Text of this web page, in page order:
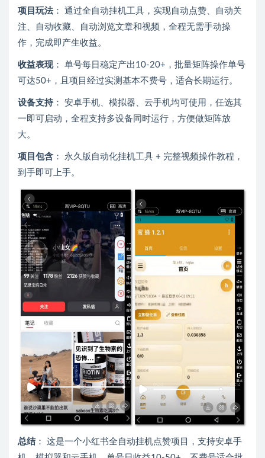
项目玩法： 通过全自动挂机工具，实现自动点赞、自动关
注、自动收藏、自动浏览文章和视频，全程无需手动操
作，完成即产生收益。
收益表现： 单号每日稳定产出10-20+，批量矩阵操作单号
可达50+，且项目经过实测基本不费号，适合长期运行。
设备支持： 安卓手机、模拟器、云手机均可使用，任选其
一即可启动，全程支持多设备同时运行，方便做矩阵放
大。
项目包含 ： 永久版自动化挂机工具 + 完整视频操作教程，
到手即可上手。
总结： 这是一个小红书全自动挂机点赞项目，支持安卓手